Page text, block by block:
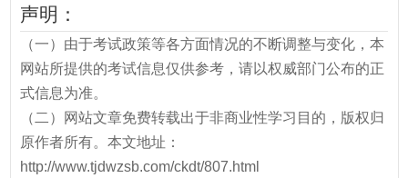
声明：
（一）由于考试政策等各方面情况的不断调整与变化，本
网站所提供的考试信息仅供参考，请以权威部门公布的正
式信息为准。
（二）网站文章免费转载出于非商业性学习目的，版权归
原作者所有。本文地址：
http://www.tjdwzsb.com/ckdt/807.html